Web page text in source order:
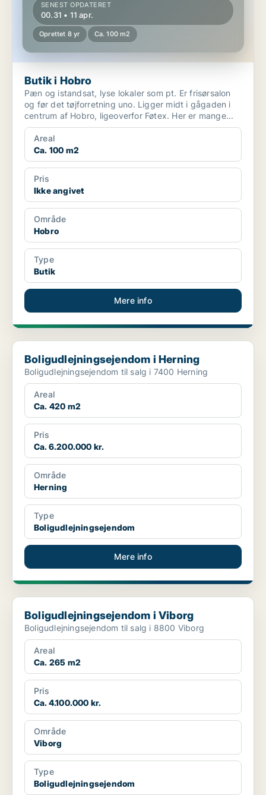
SENEST OPDATERET
00.31 • 11 apr.
Oprettet 8 yr Ca. 100 m2
Butik i Hobro
Pæn og istandsat, lyse lokaler som pt. Er frisørsalon
og før det tøjforretning uno. Ligger midt i gågaden i
centrum af Hobro, ligeoverfor Føtex. Her er mange...
Areal
Ca. 100 m2
Pris
Ikke angivet
Område
Hobro
Type
Butik
Mere info
Boligudlejningsejendom i Herning
Boligudlejningsejendom i Herning
Boligudlejningsejendom til salg i 7400 Herning
Areal
Ca. 420 m2
Pris
Ca. 6.200.000 kr.
Område
Herning
Type
Boligudlejningsejendom
Mere info
Boligudlejningsejendom i Viborg
Boligudlejningsejendom i Viborg
Boligudlejningsejendom til salg i 8800 Viborg
Areal
Ca. 265 m2
Pris
Ca. 4.100.000 kr.
Område
Viborg
Type
Boligudlejningsejendom